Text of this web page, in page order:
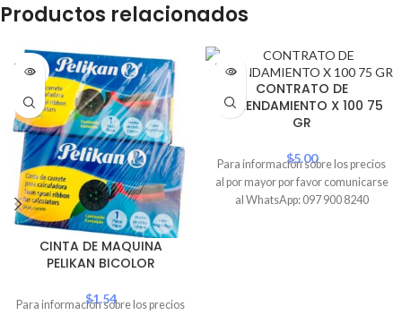
Productos relacionados
SOLD
OUT
CINTA DE MAQUINA
PELIKAN BICOLOR
$1.54
Para información sobre los precios
SOLD
OUT
CONTRATO DE
ARRENDAMIENTO X 100 75
GR
$5.00
Para información sobre los precios
al por mayor por favor comunicarse
al WhatsApp: 097 900 8240